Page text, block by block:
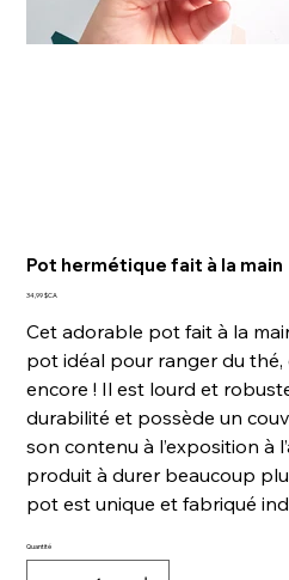
Pot hermétique fait à la main
Prix
34,99 $CA
Cet adorable pot fait à la
pot idéal pour ranger du
encore ! Il est lourd et
durabilité et possède un
son contenu à l’exposition à
produit à durer beaucoup
pot est unique et fabriqué
Quantité